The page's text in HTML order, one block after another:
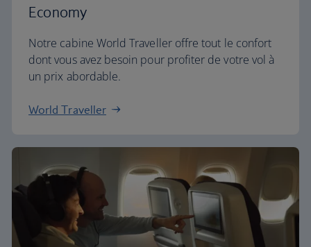
Economy
Notre cabine World Traveller offre tout le confort
dont vous avez besoin pour profiter de votre vol à
un prix abordable.
World Traveller